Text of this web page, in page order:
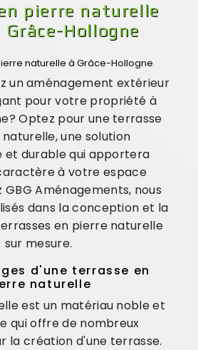
pierre naturelle
Grâce-Hollogne
naturelle à Grâce-Hollogne
un aménagement extérieur
pour votre propriété à
Optez pour une terrasse
une solution
et durable qui apportera
à votre espace
GBG Aménagements, nous
dans la conception et la
en pierre naturelle
sur mesure.
d'une terrasse en
naturelle
est un matériau noble et
qui offre de nombreux
la création d'une terrasse.